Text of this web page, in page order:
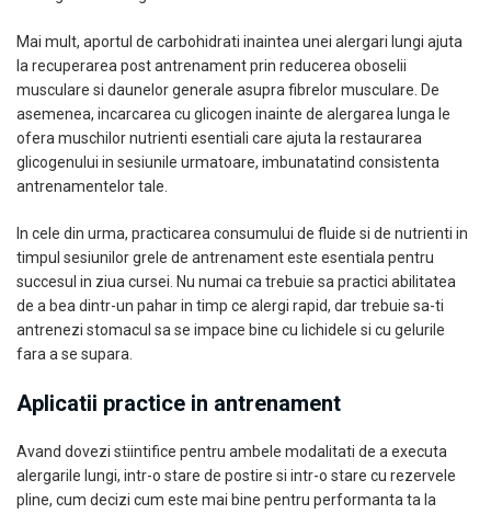
Mai mult, aportul de carbohidrati inaintea unei alergari lungi ajuta
la recuperarea post antrenament prin reducerea oboselii
musculare si daunelor generale asupra fibrelor musculare. De
asemenea, incarcarea cu glicogen inainte de alergarea lunga le
ofera muschilor nutrienti esentiali care ajuta la restaurarea
glicogenului in sesiunile urmatoare, imbunatatind consistenta
antrenamentelor tale.
In cele din urma, practicarea consumului de fluide si de nutrienti in
timpul sesiunilor grele de antrenament este esentiala pentru
succesul in ziua cursei. Nu numai ca trebuie sa practici abilitatea
de a bea dintr-un pahar in timp ce alergi rapid, dar trebuie sa-ti
antrenezi stomacul sa se impace bine cu lichidele si cu gelurile
fara a se supara.
Aplicatii practice in antrenament
Avand dovezi stiintifice pentru ambele modalitati de a executa
alergarile lungi, intr-o stare de postire si intr-o stare cu rezervele
pline, cum decizi cum este mai bine pentru performanta ta la